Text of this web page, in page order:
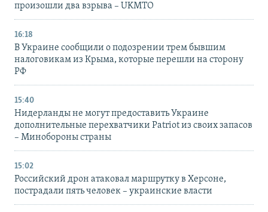
произошли два взрыва – UKMTO
16:18
В Украине сообщили о подозрении трем бывшим
налоговикам из Крыма, которые перешли на сторону
РФ
15:40
Нидерланды не могут предоставить Украине
дополнительные перехватчики Patriot из своих запасов
– Минобороны страны
15:02
Российский дрон атаковал маршрутку в Херсоне,
пострадали пять человек – украинские власти